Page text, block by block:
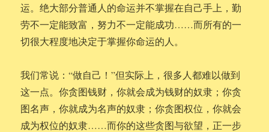
运。绝大部分普通人的命运并不掌握在自己手上，勤
劳不一定能致富，努力不一定能成功……而所有的一
切很大程度地决定于掌握你命运的人。
我们常说：“做自己！”但实际上，很多人都难以做到
这一点。你贪图钱财，你就会成为钱财的奴隶；你贪
图名声，你就成为名声的奴隶；你贪图权位，你就会
成为权位的奴隶……而你的这些贪图与欲望，正一步